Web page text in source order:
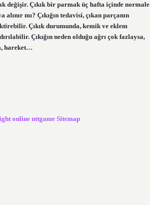
değişir. Çıkık bir parmak üç hafta içinde normale
mı? Çıkığın tedavisi, çıkan parçanın
Çıkık durumunda, kemik ve eklem
Çıkığın neden olduğu ağrı çok fazlaysa,
hareket…
online nttgame Sitemap